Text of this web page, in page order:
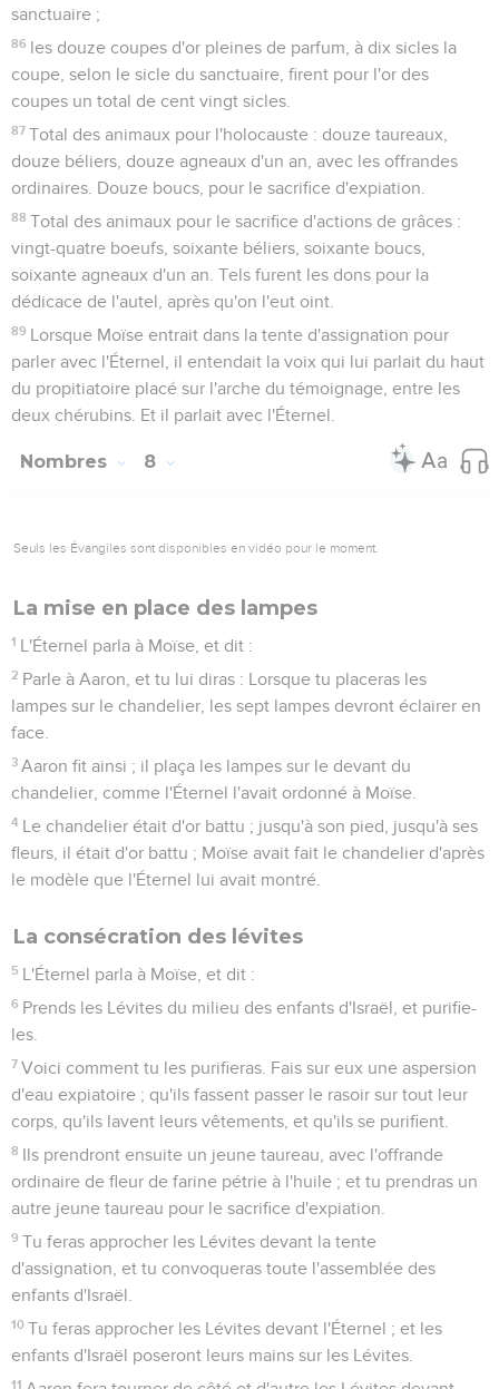
sanctuaire ;
86 les douze coupes d'or pleines de parfum, à dix sicles la
coupe, selon le sicle du sanctuaire, firent pour l'or des
coupes un total de cent vingt sicles.
87 Total des animaux pour l'holocauste : douze taureaux,
douze béliers, douze agneaux d'un an, avec les offrandes
ordinaires. Douze boucs, pour le sacrifice d'expiation.
88 Total des animaux pour le sacrifice d'actions de grâces :
vingt-quatre boeufs, soixante béliers, soixante boucs,
soixante agneaux d'un an. Tels furent les dons pour la
dédicace de l'autel, après qu'on l'eut oint.
89 Lorsque Moïse entrait dans la tente d'assignation pour
parler avec l'Éternel, il entendait la voix qui lui parlait du haut
du propitiatoire placé sur l'arche du témoignage, entre les
deux chérubins. Et il parlait avec l'Éternel.
Nombres 8
Seuls les Évangiles sont disponibles en vidéo pour le moment.
La mise en place des lampes
1 L'Éternel parla à Moïse, et dit :
2 Parle à Aaron, et tu lui diras : Lorsque tu placeras les
lampes sur le chandelier, les sept lampes devront éclairer en
face.
3 Aaron fit ainsi ; il plaça les lampes sur le devant du
chandelier, comme l'Éternel l'avait ordonné à Moïse.
4 Le chandelier était d'or battu ; jusqu'à son pied, jusqu'à ses
fleurs, il était d'or battu ; Moïse avait fait le chandelier d'après
le modèle que l'Éternel lui avait montré.
La consécration des lévites
5 L'Éternel parla à Moïse, et dit :
6 Prends les Lévites du milieu des enfants d'Israël, et purifie-
les.
7 Voici comment tu les purifieras. Fais sur eux une aspersion
d'eau expiatoire ; qu'ils fassent passer le rasoir sur tout leur
corps, qu'ils lavent leurs vêtements, et qu'ils se purifient.
8 Ils prendront ensuite un jeune taureau, avec l'offrande
ordinaire de fleur de farine pétrie à l'huile ; et tu prendras un
autre jeune taureau pour le sacrifice d'expiation.
9 Tu feras approcher les Lévites devant la tente
d'assignation, et tu convoqueras toute l'assemblée des
enfants d'Israël.
10 Tu feras approcher les Lévites devant l'Éternel ; et les
enfants d'Israël poseront leurs mains sur les Lévites.
11